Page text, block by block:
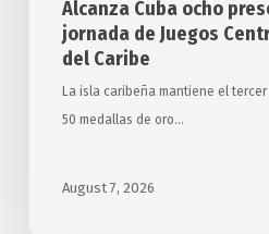
CaribeAlcanza Cuba ocho
jornada de Juegos
del Caribe
La isla caribeña mantiene el
50 medallas de oro…
August 7, 2026